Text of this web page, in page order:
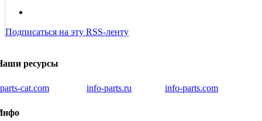
Подписаться на эту RSS-ленту
ресурсы
cat.com info-parts.ru info-parts.com